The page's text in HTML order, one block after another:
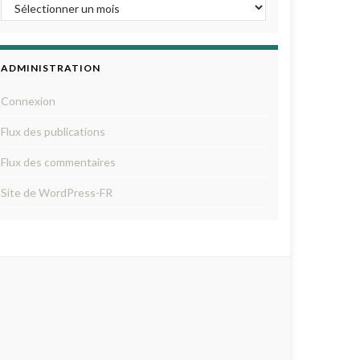
ADMINISTRATION
Connexion
Flux des publications
Flux des commentaires
Site de WordPress-FR